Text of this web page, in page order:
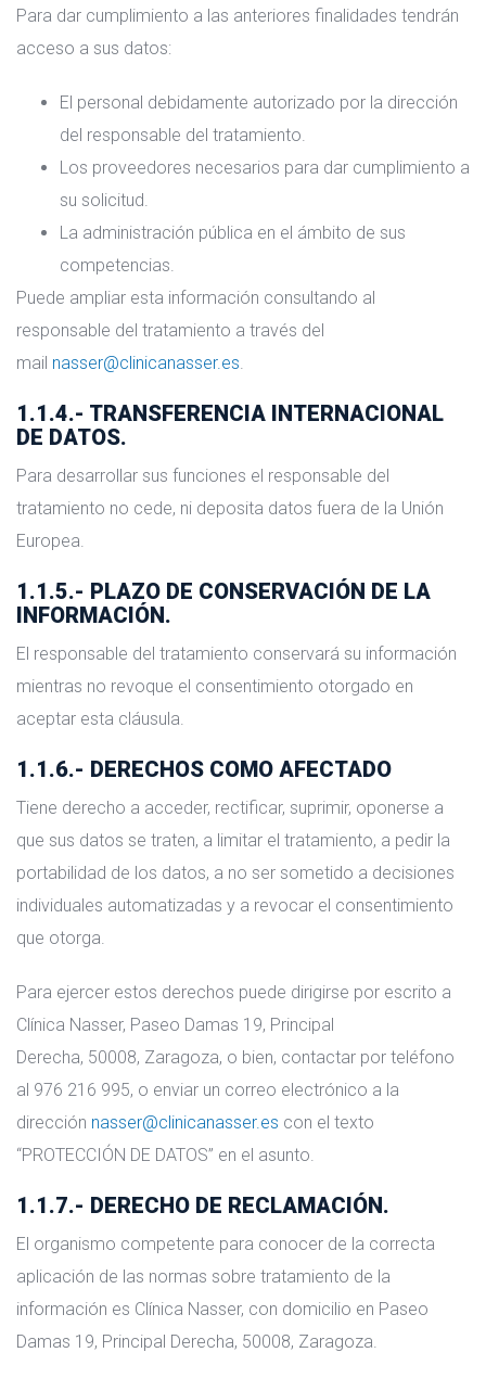
Para dar cumplimiento a las anteriores finalidades tendrán
acceso a sus datos:
El personal debidamente autorizado por la dirección
del responsable del tratamiento.
Los proveedores necesarios para dar cumplimiento a
su solicitud.
La administración pública en el ámbito de sus
competencias.
Puede ampliar esta información consultando al
responsable del tratamiento a través del
mail nasser@clinicanasser.es.
1.1.4.- TRANSFERENCIA INTERNACIONAL
DE DATOS.
Para desarrollar sus funciones el responsable del
tratamiento no cede, ni deposita datos fuera de la Unión
Europea.
1.1.5.- PLAZO DE CONSERVACIÓN DE LA
INFORMACIÓN.
El responsable del tratamiento conservará su información
mientras no revoque el consentimiento otorgado en
aceptar esta cláusula.
1.1.6.- DERECHOS COMO AFECTADO
Tiene derecho a acceder, rectificar, suprimir, oponerse a
que sus datos se traten, a limitar el tratamiento, a pedir la
portabilidad de los datos, a no ser sometido a decisiones
individuales automatizadas y a revocar el consentimiento
que otorga.
Para ejercer estos derechos puede dirigirse por escrito a
Clínica Nasser, Paseo Damas 19, Principal
Derecha, 50008, Zaragoza, o bien, contactar por teléfono
al 976 216 995, o enviar un correo electrónico a la
dirección nasser@clinicanasser.es con el texto
“PROTECCIÓN DE DATOS” en el asunto.
1.1.7.- DERECHO DE RECLAMACIÓN.
El organismo competente para conocer de la correcta
aplicación de las normas sobre tratamiento de la
información es Clínica Nasser, con domicilio en Paseo
Damas 19, Principal Derecha, 50008, Zaragoza.